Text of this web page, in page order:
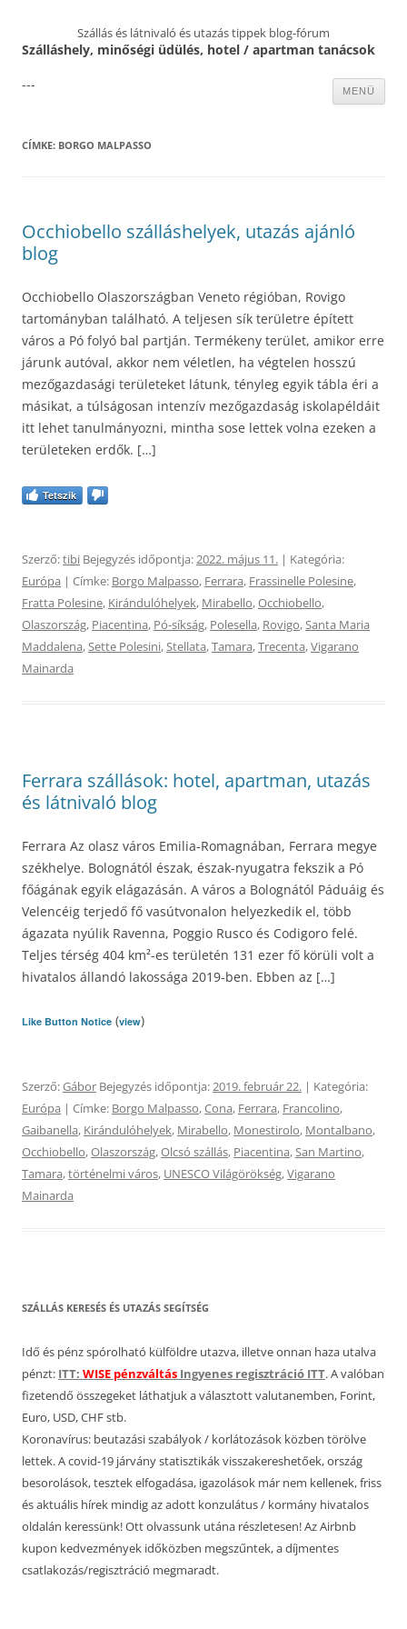
Szállás és látnivaló és utazás tippek blog-fórum
Szálláshely, minőségi üdülés, hotel / apartman tanácsok
MENÜ
---
CÍMKE: BORGO MALPASSO
Occhiobello szálláshelyek, utazás ajánló
blog
Occhiobello Olaszországban Veneto régióban, Rovigo
tartományban található. A teljesen sík területre épített
város a Pó folyó bal partján. Termékeny terület, amikor erre
járunk autóval, akkor nem véletlen, ha végtelen hosszú
mezőgazdasági területeket látunk, tényleg egyik tábla éri a
másikat, a túlságosan intenzív mezőgazdaság iskolapéldáit
itt lehet tanulmányozni, mintha sose lettek volna ezeken a
területeken erdők. […]
Tetszik
Szerző:tibi Bejegyzés időpontja:2022. május 11. | Kategória:
Európa | Címke: Borgo Malpasso, Ferrara, Frassinelle Polesine,
Fratta Polesine, Kirándulóhelyek, Mirabello,Occhiobello,
Olaszország, Piacentina, Pó-síkság, Polesella, Rovigo,Santa Maria
Maddalena,Sette Polesini,Stellata,Tamara,Trecenta,Vigarano
Mainarda
Ferrara szállások: hotel, apartman, utazás
és látnivaló blog
Ferrara Az olasz város Emilia-Romagnában, Ferrara megye
székhelye. Bolognától észak, észak-nyugatra fekszik a Pó
főágának egyik elágazásán. A város a Bolognától Páduáig és
Velencéig terjedő fő vasútvonalon helyezkedik el, több
ágazata nyúlik Ravenna, Poggio Rusco és Codigoro felé.
Teljes térség 404 km²-es területén 131 ezer fő körüli volt a
hivatalos állandó lakossága 2019-ben. Ebben az […]
Like Button Notice (view)
Szerző:Gábor Bejegyzés időpontja:2019. február 22. | Kategória:
Európa | Címke: Borgo Malpasso,Cona, Ferrara, Francolino,
Gaibanella, Kirándulóhelyek, Mirabello, Monestirolo, Montalbano,
Occhiobello,Olaszország,Olcsó szállás, Piacentina,San Martino,
Tamara,történelmi város, UNESCO Világörökség,Vigarano
Mainarda
SZÁLLÁS KERESÉS ÉS UTAZÁS SEGÍTSÉG
Idő és pénz spórolható külföldre utazva, illetve onnan haza utalva
pénzt: ITT: WISE pénzváltás Ingyenes regisztráció ITT. A valóban
fizetendő összegeket láthatjuk a választott valutanemben, Forint,
Euro, USD, CHF stb.
Koronavírus: beutazási szabályok / korlátozások közben törölve
lettek. A covid-19 járvány statisztikák visszakereshetőek, ország
besorolások, tesztek elfogadása, igazolások már nem kellenek, friss
és aktuális hírek mindig az adott konzulátus / kormány hivatalos
oldalán keressünk! Ott olvassunk utána részletesen! Az Airbnb
kupon kedvezmények időközben megszűntek, a díjmentes
csatlakozás/regisztráció megmaradt.